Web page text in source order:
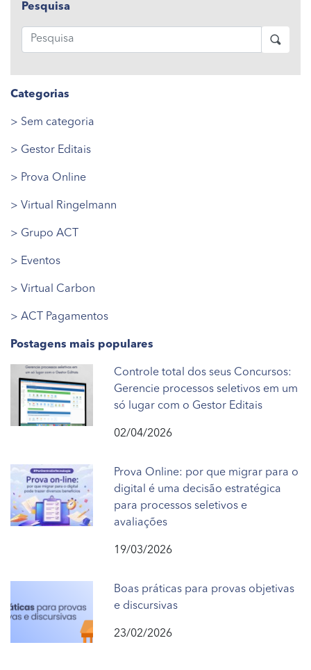
Pesquisa
Categorias
> Sem categoria
> Gestor Editais
> Prova Online
> Virtual Ringelmann
> Grupo ACT
> Eventos
> Virtual Carbon
> ACT Pagamentos
Postagens mais populares
Controle total dos seus Concursos:
Gerencie processos seletivos em um
só lugar com o Gestor Editais
02/04/2026
Prova Online: por que migrar para o
digital é uma decisão estratégica
para processos seletivos e
avaliações
19/03/2026
Boas práticas para provas objetivas
e discursivas
23/02/2026